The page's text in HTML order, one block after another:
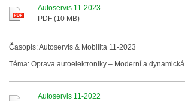
Autoservis 11-2023
PDF (10 MB)
Časopis: Autoservis & Mobilita 11-2023
Téma: Oprava autoelektroniky – Moderní a
Autoservis 11-2022